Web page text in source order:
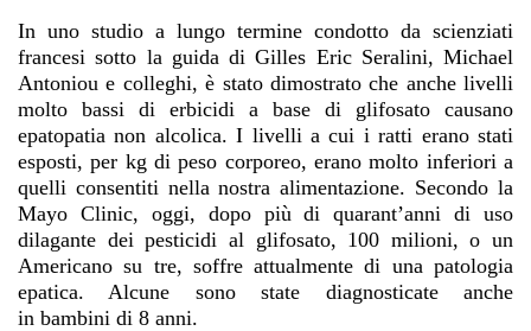
In uno studio a lungo termine condotto da scienziati
francesi sotto la guida di Gilles Eric Seralini, Michael
Antoniou e colleghi, è stato dimostrato che anche livelli
molto bassi di erbicidi a base di glifosato causano
epatopatia non alcolica. I livelli a cui i ratti erano stati
esposti, per kg di peso corporeo, erano molto inferiori a
quelli consentiti nella nostra alimentazione. Secondo la
Mayo Clinic, oggi, dopo più di quarant’anni di uso
dilagante dei pesticidi al glifosato, 100 milioni, o un
Americano su tre, soffre attualmente di una patologia
epatica. Alcune sono state diagnosticate anche
in bambini di 8 anni.